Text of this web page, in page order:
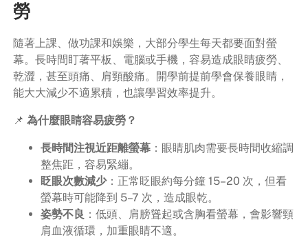
勞
隨著上課、做功課和娛樂，大部分學生每天都要面對螢
幕。長時間盯著平板、電腦或手機，容易造成眼睛疲勞、
乾澀，甚至頭痛、肩頸酸痛。開學前提前學會保養眼睛，
能大大減少不適累積，也讓學習效率提升。
📌 為什麼眼睛容易疲勞？
長時間注視近距離螢幕：眼睛肌肉需要長時間收縮調
整焦距，容易緊繃。
眨眼次數減少：正常眨眼約每分鐘 15–20 次，但看
螢幕時可能降到 5–7 次，造成眼乾。
姿勢不良 ：低頭、肩膀聳起或含胸看螢幕，會影響頸
肩血液循環，加重眼睛不適。